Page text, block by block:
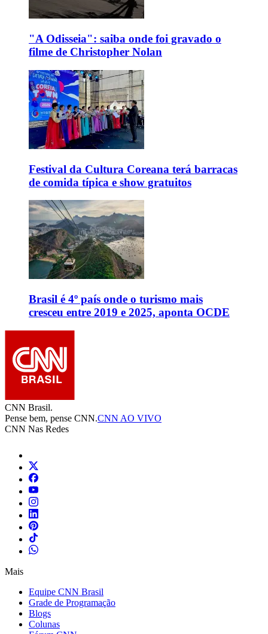
"A Odisseia": saiba onde foi gravado o
filme de Christopher Nolan
Festival da Cultura Coreana terá barracas
de comida típica e show gratuitos
Brasil é 4º país onde o turismo mais
cresceu entre 2019 e 2025, aponta OCDE
CNN Brasil.
Pense bem, pense CNN.CNN AO VIVO
CNN Nas Redes
Mais
Equipe CNN Brasil
Grade de Programação
Blogs
Colunas